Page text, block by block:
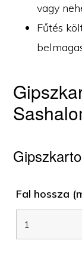
vagy
Fűtés
Fal hossza